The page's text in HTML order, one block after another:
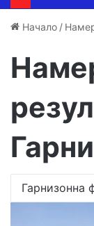
Начало /